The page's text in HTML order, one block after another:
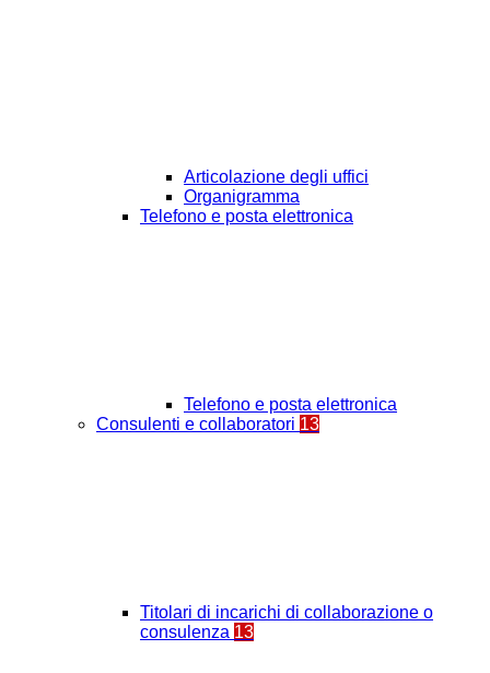
Articolazione degli uffici
Organigramma
Telefono e posta elettronica
Telefono e posta elettronica
Consulenti e collaboratori 13
Titolari di incarichi di collaborazione o
consulenza 13